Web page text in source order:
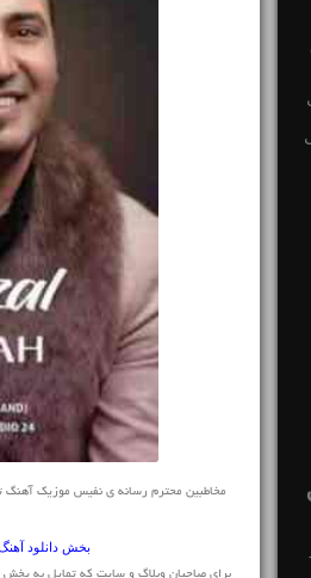
مخاطبین محترم رسانه ی نفیس موزیک آهنگ ترکی ♬
بخش دانلود
برای صاحبان وبلاگ و سایت که تمایل به پخش